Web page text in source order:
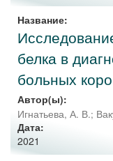
Название:
белка в
больных
Автор(ы):
Игнатьева, А. В.;
Дата:
2021